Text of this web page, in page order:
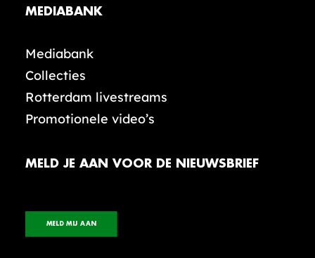
MEDIABANK
Mediabank
Collecties
Rotterdam livestreams
Promotionele video’s
MELD JE AAN VOOR DE NIEUWSBRIEF
MELD MIJ AAN